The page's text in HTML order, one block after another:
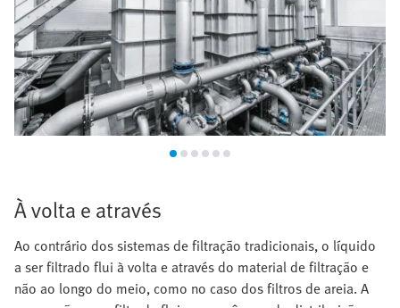
À volta e através
Ao contrário dos sistemas de filtração tradicionais, o líquido
a ser filtrado flui à volta e através do material de filtração e
não ao longo do meio, como no caso dos filtros de areia. A